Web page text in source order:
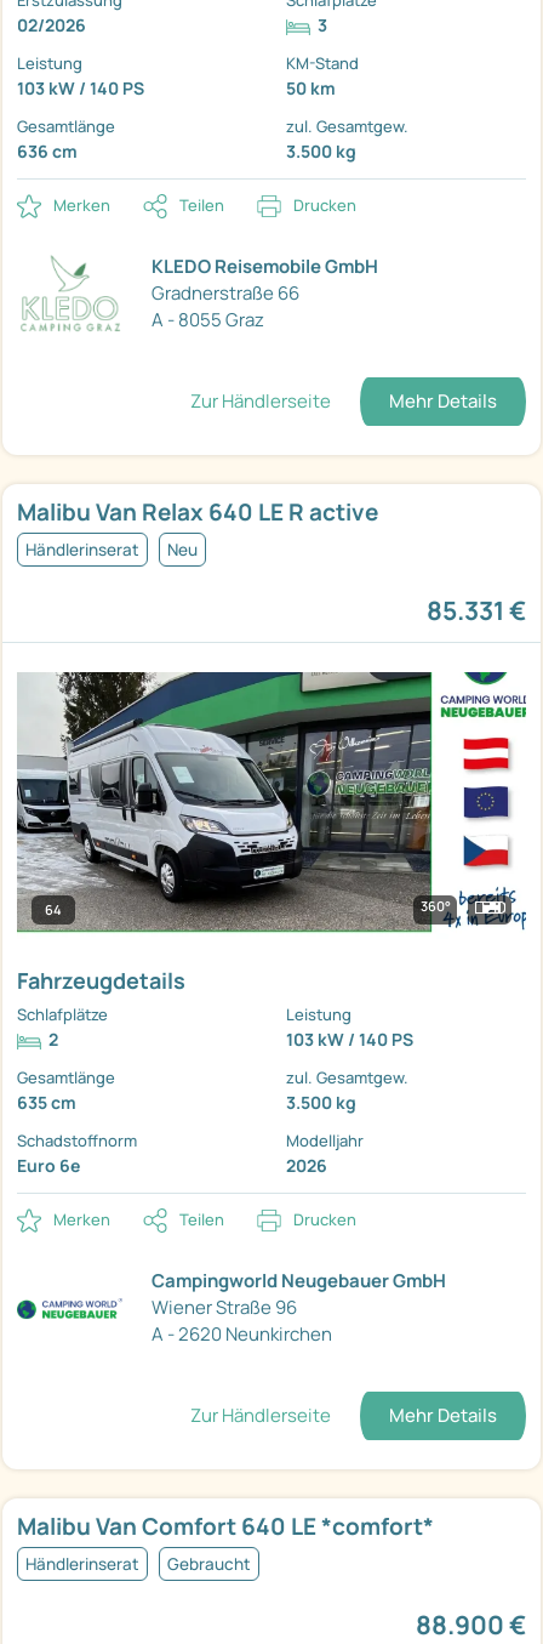
02/2026 3
Leistung
103 kW / 140 PS
KM-Stand
50 km
Gesamtlänge
636 cm
zul. Gesamtgew.
3.500 kg
Merken Teilen Drucken
KLEDO Reisemobile GmbH
Gradnerstraße 66
A - 8055 Graz
Zur Händlerseite Mehr Details
Malibu Van Relax 640 LE R active
Händlerinserat Neu
85.331 €
64 360°
Fahrzeugdetails
Schlafplätze
2
Leistung
103 kW / 140 PS
Gesamtlänge
635 cm
zul. Gesamtgew.
3.500 kg
Schadstoffnorm
Euro 6e
Modelljahr
2026
Merken Teilen Drucken
Campingworld Neugebauer GmbH
Wiener Straße 96
A - 2620 Neunkirchen
Zur Händlerseite Mehr Details
Malibu Van Comfort 640 LE *comfort*
Händlerinserat Gebraucht
88.900 €